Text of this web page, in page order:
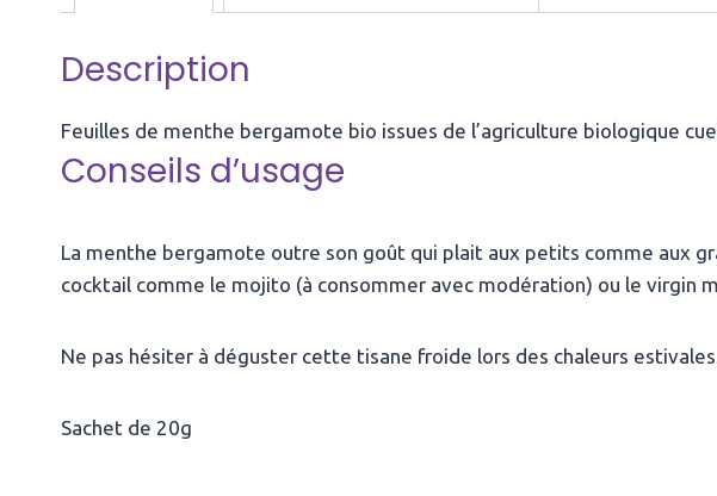
Description
Feuilles de menthe bergamote bio issues de l’agriculture biologique
Conseils d’usage
La menthe bergamote outre son goût qui plait aux petits comme aux
cocktail comme le mojito (à consommer avec modération) ou le virgin
Ne pas hésiter à déguster cette tisane froide lors des chaleurs
Sachet de 20g